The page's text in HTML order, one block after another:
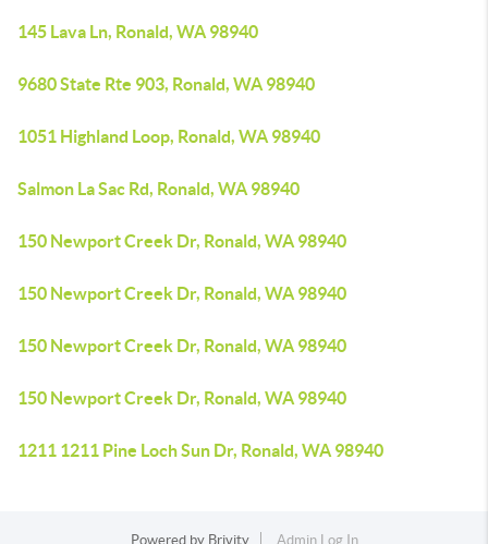
145 Lava Ln, Ronald, WA 98940
9680 State Rte 903, Ronald, WA 98940
1051 Highland Loop, Ronald, WA 98940
Salmon La Sac Rd, Ronald, WA 98940
150 Newport Creek Dr, Ronald, WA 98940
150 Newport Creek Dr, Ronald, WA 98940
150 Newport Creek Dr, Ronald, WA 98940
150 Newport Creek Dr, Ronald, WA 98940
1211 1211 Pine Loch Sun Dr, Ronald, WA 98940
Powered by Brivity Admin Log In